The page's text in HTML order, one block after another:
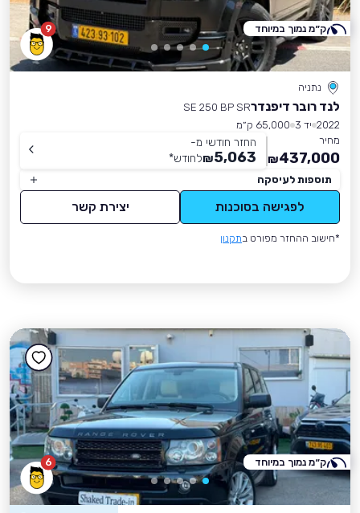
9
נתניה
לנד רובר דיפנדרSE 250 BP SR
2022 יד 3
65,000 ק״מ
מחיר
437,000
₪
החזר חודשי מ-
5,063
₪לחודש*
תוספות לעיסקה
לפגישה בסוכנות יצירת קשר
*חישוב ההחזר מפורט בתקנון
ק״מ נמוך במיוחד
6 ק״מ נמוך במיוחד